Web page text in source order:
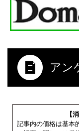
アン
【
記事内の価格は基本